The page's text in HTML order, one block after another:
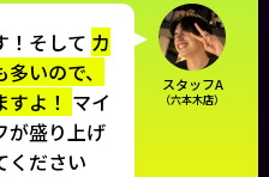
スタッフA
（六本木店）
！そして カ
いので、
よ！ マイ
が盛り上げ
ください